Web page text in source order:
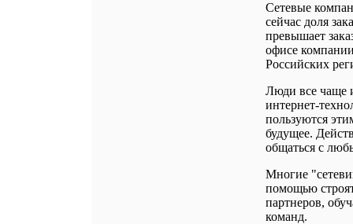
Сетевые
сейчас доля
превышает
офисе
Российских
Люди все чаще
интернет-
пользуются
будущее.
общаться с
Многие
помощью
партнеров,
команд.